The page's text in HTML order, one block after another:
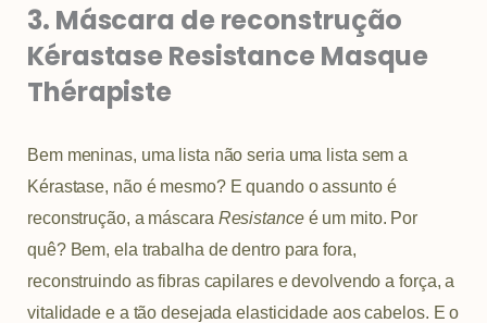
3. Máscara de reconstrução
Kérastase Resistance Masque
Thérapiste
Bem meninas, uma lista não seria uma lista sem a
Kérastase, não é mesmo? E quando o assunto é
reconstrução, a máscara Resistanceé um mito. Por
quê? Bem, ela trabalha de dentro para fora,
reconstruindo as fibras capilares e devolvendo a força, a
vitalidade e a tão desejada elasticidade aos cabelos. E o